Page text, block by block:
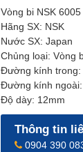
Vòng bi NSK
Hãng SX: NSK
Nước SX: Japan
Chủng loại: Vòng
Đường kính trong:
Đường kính
Độ dày: 12mm
Thông tin
0904 390